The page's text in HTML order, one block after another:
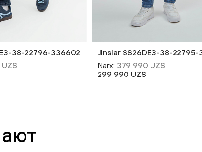
38-22796-336602
Jinslar SS26DE3-38-22795-
Narx: 379 990 UZS
299 990 UZS